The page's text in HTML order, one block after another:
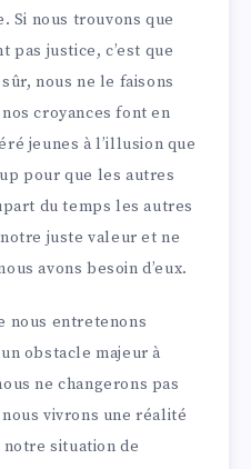
Si nous trouvons que
pas justice, c’est que
nous ne le faisons
croyances font en
jeunes à l’illusion que
pour que les autres
du temps les autres
juste valeur et ne
avons besoin d’eux.
nous entretenons
obstacle majeur à
ne changerons pas
vivrons une réalité
situation de